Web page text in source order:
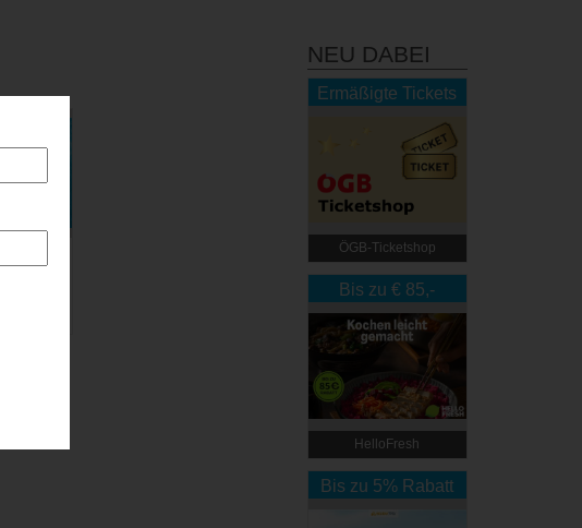
NEU DABEI
Ermäßigte Tickets
ÖGB-Ticketshop
Bis zu € 85,-
Rabatt
HelloFresh
Bis zu 5% Rabatt